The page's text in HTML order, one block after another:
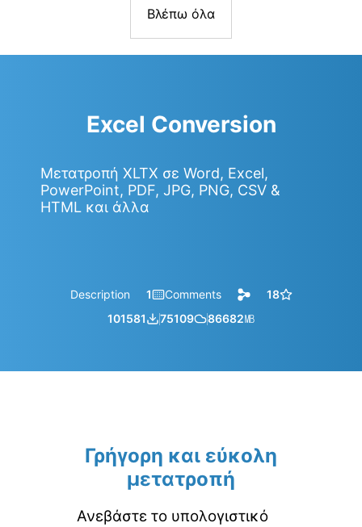
Βλέπω όλα
Excel Conversion
Μετατροπή XLTX σε Word, Excel,
PowerPoint, PDF, JPG, PNG, CSV &
HTML και άλλα
Description 1 Comments
18
101581
75109 86682㎆︎
Γρήγορη και εύκολη
μετατροπή
Ανεβάστε το υπολογιστικό